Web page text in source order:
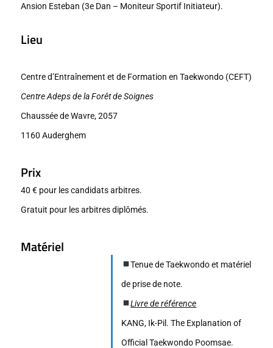
Ansion Esteban (3e Dan – Moniteur Sportif Initiateur).
Lieu
Centre d’Entraînement et de Formation en Taekwondo (CEFT)
Centre Adeps de la Forêt de Soignes
Chaussée de Wavre, 2057
1160 Auderghem
Prix
40 € pour les candidats arbitres.
Gratuit pour les arbitres diplômés.
Matériel
Tenue de Taekwondo et matériel
de prise de note.
Livre de référence
KANG, Ik-Pil. The Explanation of
Official Taekwondo Poomsae.